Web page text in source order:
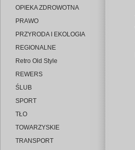
OPIEKA ZDROWOTNA
PRAWO
PRZYRODA I EKOLOGIA
REGIONALNE
Retro Old Style
REWERS
ŚLUB
SPORT
TŁO
TOWARZYSKIE
TRANSPORT